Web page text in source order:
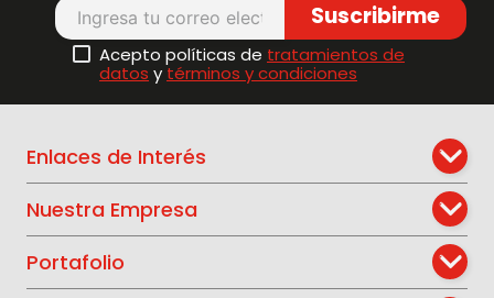
Suscribirme
Acepto políticas de tratamientos de
datos ytérminos y condiciones
Enlaces de Interés
Nuestra Empresa
Portafolio